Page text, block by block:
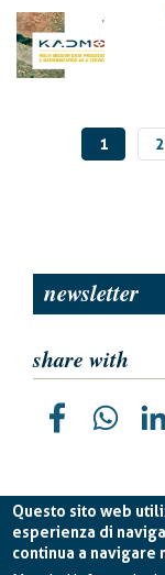
Questo sito web
esperienza di
continua a navigare
PAGINA
1 2
newsletter
share with
Planetek Italia